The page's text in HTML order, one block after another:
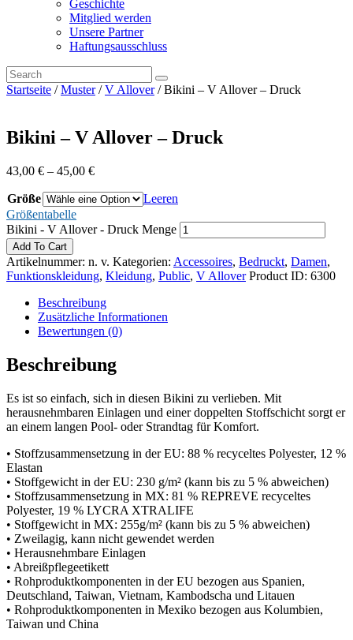
Geschichte
Mitglied werden
Unsere Partner
Haftungsausschluss
Startseite /Muster/V Allover/ Bikini – V Allover – Druck
Bikini – V Allover – Druck
43,00 € – 45,00 €
Größe
Leeren
Größentabelle
Bikini - V Allover - Druck Menge
Add To Cart
Artikelnummer: n. v. Kategorien: Accessoires, Bedruckt, Damen,
Funktionskleidung, Kleidung, Public, V Allover Product ID: 6300
Beschreibung
Zusätzliche Informationen
Bewertungen (0)
Beschreibung
Es ist so einfach, sich in diesen Bikini zu verlieben. Mit
herausnehmbaren Einlagen und einer doppelten Stoffschicht sorgt er
an einem langen Pool- oder Strandtag für Komfort.
• Stoffzusammensetzung in der EU: 88 % recyceltes Polyester, 12 %
Elastan
• Stoffgewicht in der EU: 230 g/m² (kann bis zu 5 % abweichen)
• Stoffzusammensetzung in MX: 81 % REPREVE recyceltes
Polyester, 19 % LYCRA XTRALIFE
• Stoffgewicht in MX: 255g/m² (kann bis zu 5 % abweichen)
• Zweilagig, kann nicht gewendet werden
• Herausnehmbare Einlagen
• Abreißpflegeetikett
• Rohproduktkomponenten in der EU bezogen aus Spanien,
Deutschland, Taiwan, Vietnam, Kambodscha und Litauen
• Rohproduktkomponenten in Mexiko bezogen aus Kolumbien,
Taiwan und China